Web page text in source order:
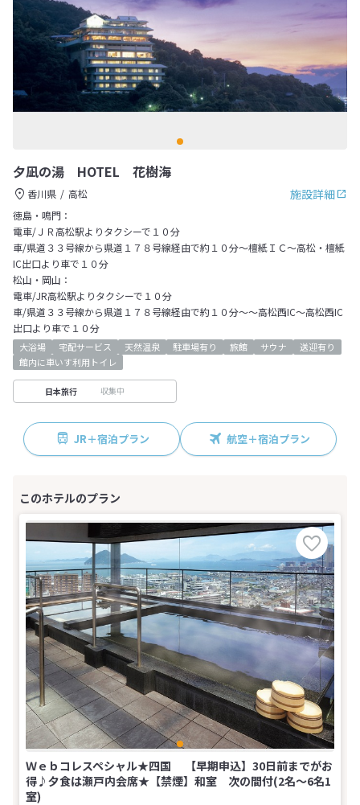
夕凪の湯 HOTEL 花樹海
施設詳細
香川県
高松
徳島・鳴門：
電車/ＪＲ高松駅よりタクシーで１０分
車/県道３３号線から県道１７８号線経由で約１０分～檀紙ＩＣ～高松・檀紙
IC出口より車で１０分
松山・岡山：
電車/JR高松駅よりタクシーで１０分
車/県道３３号線から県道１７８号線経由で約１０分～～高松西IC～高松西IC
出口より車で１０分
大浴場 宅配サービス 天然温泉 駐車場有り 旅館 サウナ
送迎有り
館内に車いす利用トイレ
日本旅行 収集中
JR＋宿泊プラン 航空＋宿泊プラン
Ｗｅｂコレスペシャル★四国 【早期申込】30日前までがお
得♪夕食は瀬戸内会席★【禁煙】和室 次の間付(2名～6名1
室)